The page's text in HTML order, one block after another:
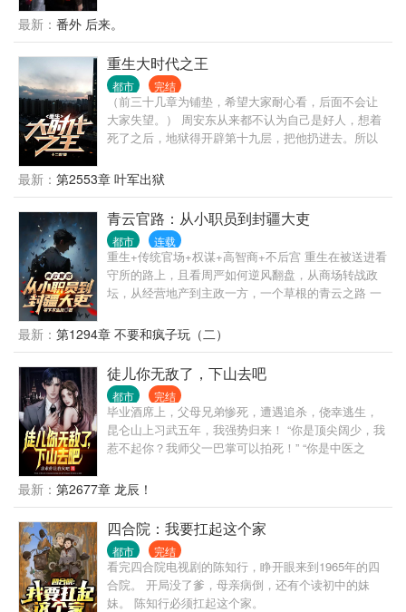
他早已洞悉官场，青云之路尽在眼中，挡我者，必将
万劫不复！
最新： 番外 后来。
重生大时代之王
都市 完结
（前三十几章为铺垫，希望大家耐心看，后面不会让
大家失望。） 周安东从来都不认为自己是好人，想着
死了之后，地狱得开辟第十九层，把他扔进去。所以
车轮下救了一个孕妇。 也许是老天爷感动他的回头是
岸，把他送回了1992年，这个传统思维还占据着主导
地位的时代。一个拥有无比开放观念和阅历的男人，
对这个时代的冲击是巨大的，对御姐的诱惑也是巨大
的。
最新： 第2553章 叶军出狱
青云官路：从小职员到封疆大吏
都市 连载
重生+传统官场+权谋+高智商+不后宫 重生在被送进看
守所的路上，且看周严如何逆风翻盘，从商场转战政
坛，从经营地产到主政一方，一个草根的青云之路 一
人物，有着普通人该有的七情六欲，也有着做一番事
业的野望。商海也好，政治也好，做一个能够守住良
知底线的人，就是最大的成功。
最新： 第1294章 不要和疯子玩（二）
徒儿你无敌了，下山去吧
都市 完结
毕业酒席上，父母兄弟惨死，遭遇追杀，侥幸逃生，
昆仑山上习武五年，我强势归来！ “你是顶尖阔少，我
惹不起你？我师父一巴掌可以拍死！” “你是中医之
是宗师武者，一人之下，万人之上？我师父坐镇昆
仑，天下宗师来拜！” “你是江南王，权倾天下？我师
父曾为帝师，是你上司的上司！” “你亿万家产，左右
世界金融走向？我师父掌控印钞机，你的钱是他发行
的！” 这样的无敌师傅，叶北辰有99个。
最新： 第2677章 龙辰！
四合院：我要扛起这个家
都市 完结
看完四合院电视剧的陈知行，睁开眼来到1965年的四
合院。 开局没了爹，母亲病倒，还有个读初中的妹
妹。 陈知行必须扛起这个家。